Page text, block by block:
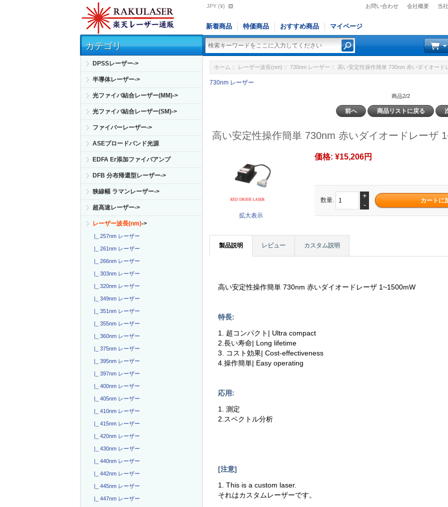
お問い合わせ 会社概要 当
JPY (¥)
新着商品 特価商品 おすすめ商品 マイページ
カテゴリ
DPSSレーザー->
半導体レーザー->
光ファイバ結合レーザー(MM)->
光ファイバ結合レーザー(SM)->
ファイバーレーザー->
ASEブロードバンド光源
EDFA Er添加ファイバアンプ
DFB 分布帰還型レーザー->
狭線幅 ラマンレーザー->
超高速レーザー->
レーザー波長(nm)->
|_ 257nm レーザー
|_ 261nm レーザー
|_ 266nm レーザー
|_ 303nm レーザー
|_ 320nm レーザー
|_ 349nm レーザー
|_ 351nm レーザー
|_ 355nm レーザー
|_ 360nm レーザー
|_ 375nm レーザー
|_ 395nm レーザー
|_ 397nm レーザー
|_ 400nm レーザー
|_ 405nm レーザー
|_ 410nm レーザー
|_ 415nm レーザー
|_ 420nm レーザー
|_ 430nm レーザー
|_ 440nm レーザー
|_ 442nm レーザー
|_ 445nm レーザー
|_ 447nm レーザー
ホーム :: レーザー波長(nm) ::730nm レーザー :: 高い安定性操作簡単 730nm 赤いダイオード
730nm レーザー
商品2/2
前へ 商品リストに戻る
高い安定性操作簡単 730nm 赤いダイオードレーザ
拡大表示
価格:¥15,206円
数量.
+
-
製品説明 レビュー カスタム説明
高い安定性操作簡単 730nm 赤いダイオードレーザ 1~1500mW
特長:
1. 超コンパクト| Ultra compact
2.長い寿命| Long lifetime
3. コスト効果| Cost-effectiveness
4.操作簡単| Easy operating
応用:
1. 測定
2.スペクトル分析
[注意]
1. This is a custom laser.
それはカスタムレーザーです。